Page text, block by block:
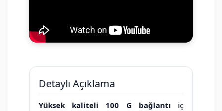
Detaylı Açıklama
Yüksek kaliteli 100 G bağlantı iç